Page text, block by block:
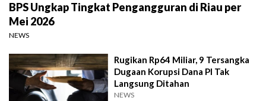
BPS Ungkap Tingkat Pengangguran di Riau per
Mei 2026
NEWS
Rugikan Rp64 Miliar, 9 Tersangka
Dugaan Korupsi Dana PI Tak
Langsung Ditahan
NEWS